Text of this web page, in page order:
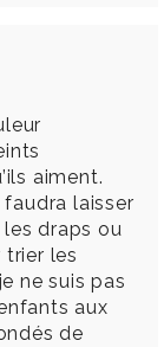
aiment.
faudra laisser
les draps ou
les
ne suis pas
aux
de